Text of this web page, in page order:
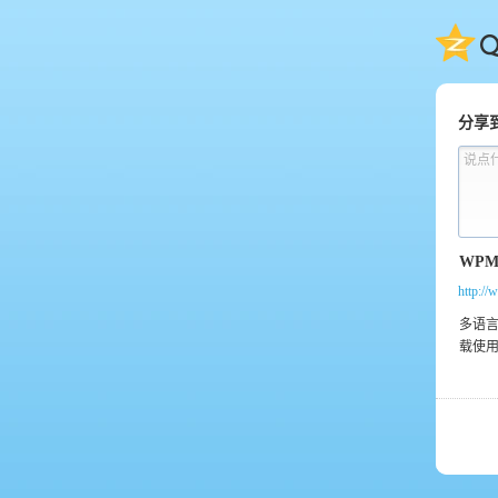
QQ
分享
说点
http://